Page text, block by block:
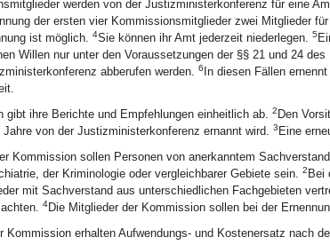
werden von der Justizministerkonferenz für eine
der ersten vier Kommissionsmitglieder zwei Mitglieder
ist möglich. 4Sie können ihr Amt jederzeit niederlegen. 5
Willen nur unter den Voraussetzungen der §§ 21 und 24
abberufen werden. 6 In diesen Fällen
gibt ihre Berichte und Empfehlungen einheitlich ab. 2 Den
von der Justizministerkonferenz ernannt wird. 3 Eine
Kommission sollen Personen von anerkanntem
der Kriminologie oder vergleichbarer Gebiete sein. 2 Bei
mit Sachverstand aus unterschiedlichen Fachgebieten
4Die Mitglieder der Kommission sollen bei der
Kommission erhalten Aufwendungs- und Kostenersatz nach